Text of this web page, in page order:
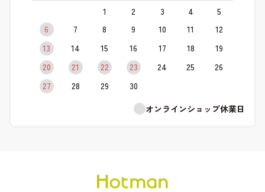
1 2 3 4
5
6
7 8 9 10 11
12
13
14 15 16 17 18
19
20
21 22 23 24 25
26
27
28 29
30
オンラインショップ休業日